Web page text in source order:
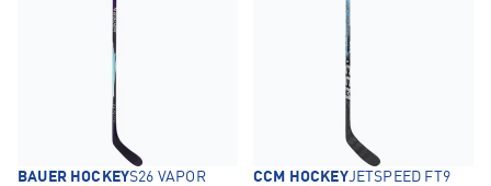
BAUER HOCKEYS26 VAPOR
CCM HOCKEYJETSPEED FT9